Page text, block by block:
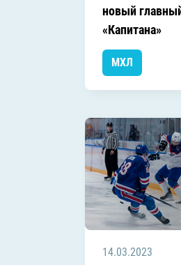
новый
«Капитана»
МХЛ
14.03.2023